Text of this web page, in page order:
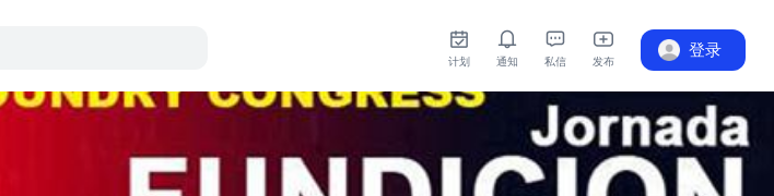
计划 通知 私信 发布
登录